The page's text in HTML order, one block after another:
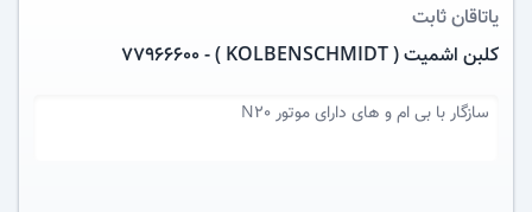
یاتاقان ثابت
کلبن اشمیت ( KOLBENSCHMIDT ) - 77966600
سازگار با بی ام و های دارای موتور N20